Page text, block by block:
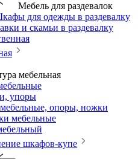
Мебель для раздевалок
для одежды в раздевалку
и скамьи в раздевалку
мебельная
упоры
опоры, ножки
мебельные
шкафов-купе